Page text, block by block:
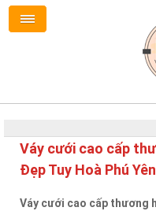
Váy cưới cao cấp
Đẹp Tuy Hoà Phú
Váy cưới cao cấp thương